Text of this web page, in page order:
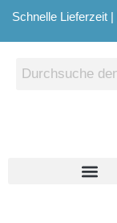
Schnelle Lieferzeit